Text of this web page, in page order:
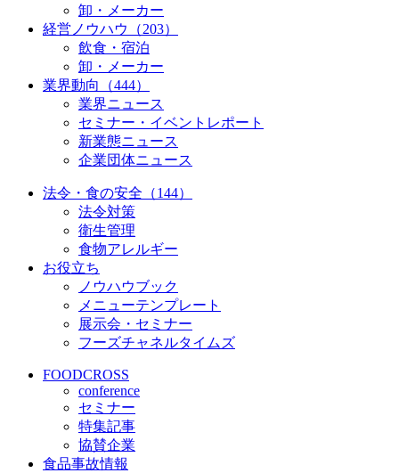
卸・メーカー
経営ノウハウ（203）
飲食・宿泊
卸・メーカー
業界動向（444）
業界ニュース
セミナー・イベントレポート
新業態ニュース
企業団体ニュース
法令・食の安全（144）
法令対策
衛生管理
食物アレルギー
お役立ち
ノウハウブック
メニューテンプレート
展示会・セミナー
フーズチャネルタイムズ
FOODCROSS
conference
セミナー
特集記事
協賛企業
食品事故情報